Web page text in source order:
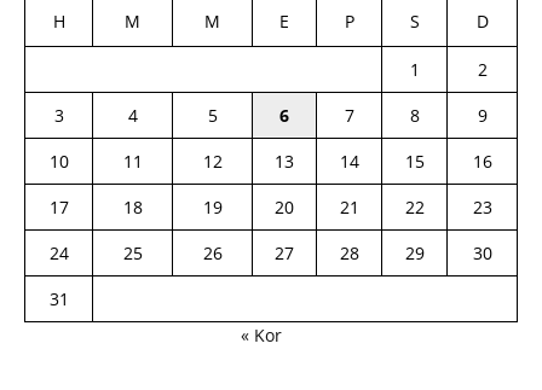
H M M E P S D
1
2
3
4 5 6 7 8
9
10
11 12 13 14 15
16
17
18 19 20 21 22
23
24
25 26 27 28 29
30
31
« Kor